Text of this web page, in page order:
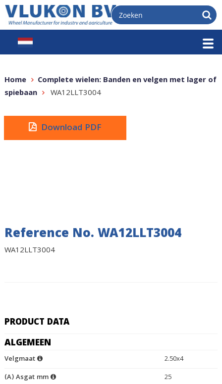
Home
Complete wielen: Banden en velgen met lager of
spiebaan
WA12LLT3004
Download PDF
Reference No. WA12LLT3004
WA12LLT3004
PRODUCT DATA
ALGEMEEN
Velgmaat
2.50x4
(A) Asgat mm
25